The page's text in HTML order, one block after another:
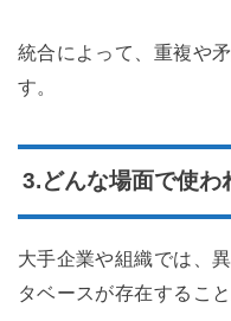
統合によって、重複や
す。
3.どんな場面で使わ
大手企業や組織では、
タベースが存在するこ